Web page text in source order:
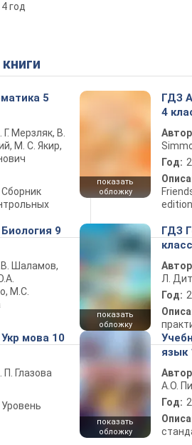
4 год
5
Г. Мерзляк, В.
М. С. Якир,
Сборник
показать
обложку
ГДЗ
4
Год:
edition
9
Шаламов,
М.С.
показать
обложку
ГДЗ
класс
Л.
Год:
мова 10
П. Глазова
Уровень
показать
обложку
язык
А.О.
Год: